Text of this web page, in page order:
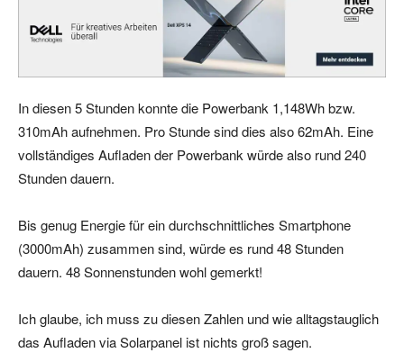
In diesen 5 Stunden konnte die Powerbank 1,148Wh bzw.
310mAh aufnehmen. Pro Stunde sind dies also 62mAh. Eine
vollständiges Aufladen der Powerbank würde also rund 240
Stunden dauern.
Bis genug Energie für ein durchschnittliches Smartphone
(3000mAh) zusammen sind, würde es rund 48 Stunden
dauern. 48 Sonnenstunden wohl gemerkt!
Ich glaube, ich muss zu diesen Zahlen und wie alltagstauglich
das Aufladen via Solarpanel ist nichts groß sagen.